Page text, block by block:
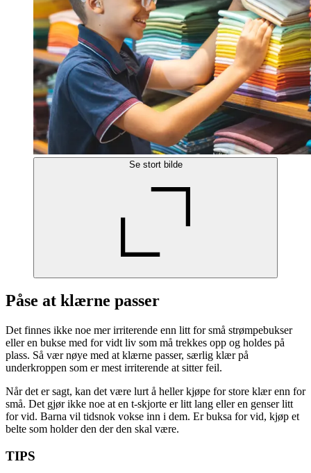
Se stort bilde
Påse at klærne passer
Det finnes ikke noe mer irriterende enn litt for små strømpebukser
eller en bukse med for vidt liv som må trekkes opp og holdes på
plass. Så vær nøye med at klærne passer, særlig klær på
underkroppen som er mest irriterende at sitter feil.
Når det er sagt, kan det være lurt å heller kjøpe for store klær enn for
små. Det gjør ikke noe at en t-skjorte er litt lang eller en genser litt
for vid. Barna vil tidsnok vokse inn i dem. Er buksa for vid, kjøp et
belte som holder den der den skal være.
TIPS